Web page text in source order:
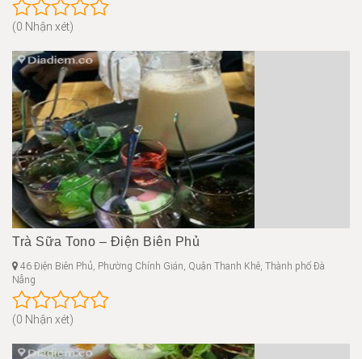
(0 Nhận xét)
Trà Sữa Tono – Điện Biên Phủ
46 Điện Biên Phủ, Phường Chính Gián, Quận Thanh Khê, Thành phố Đà
Nẵng
(0 Nhận xét)